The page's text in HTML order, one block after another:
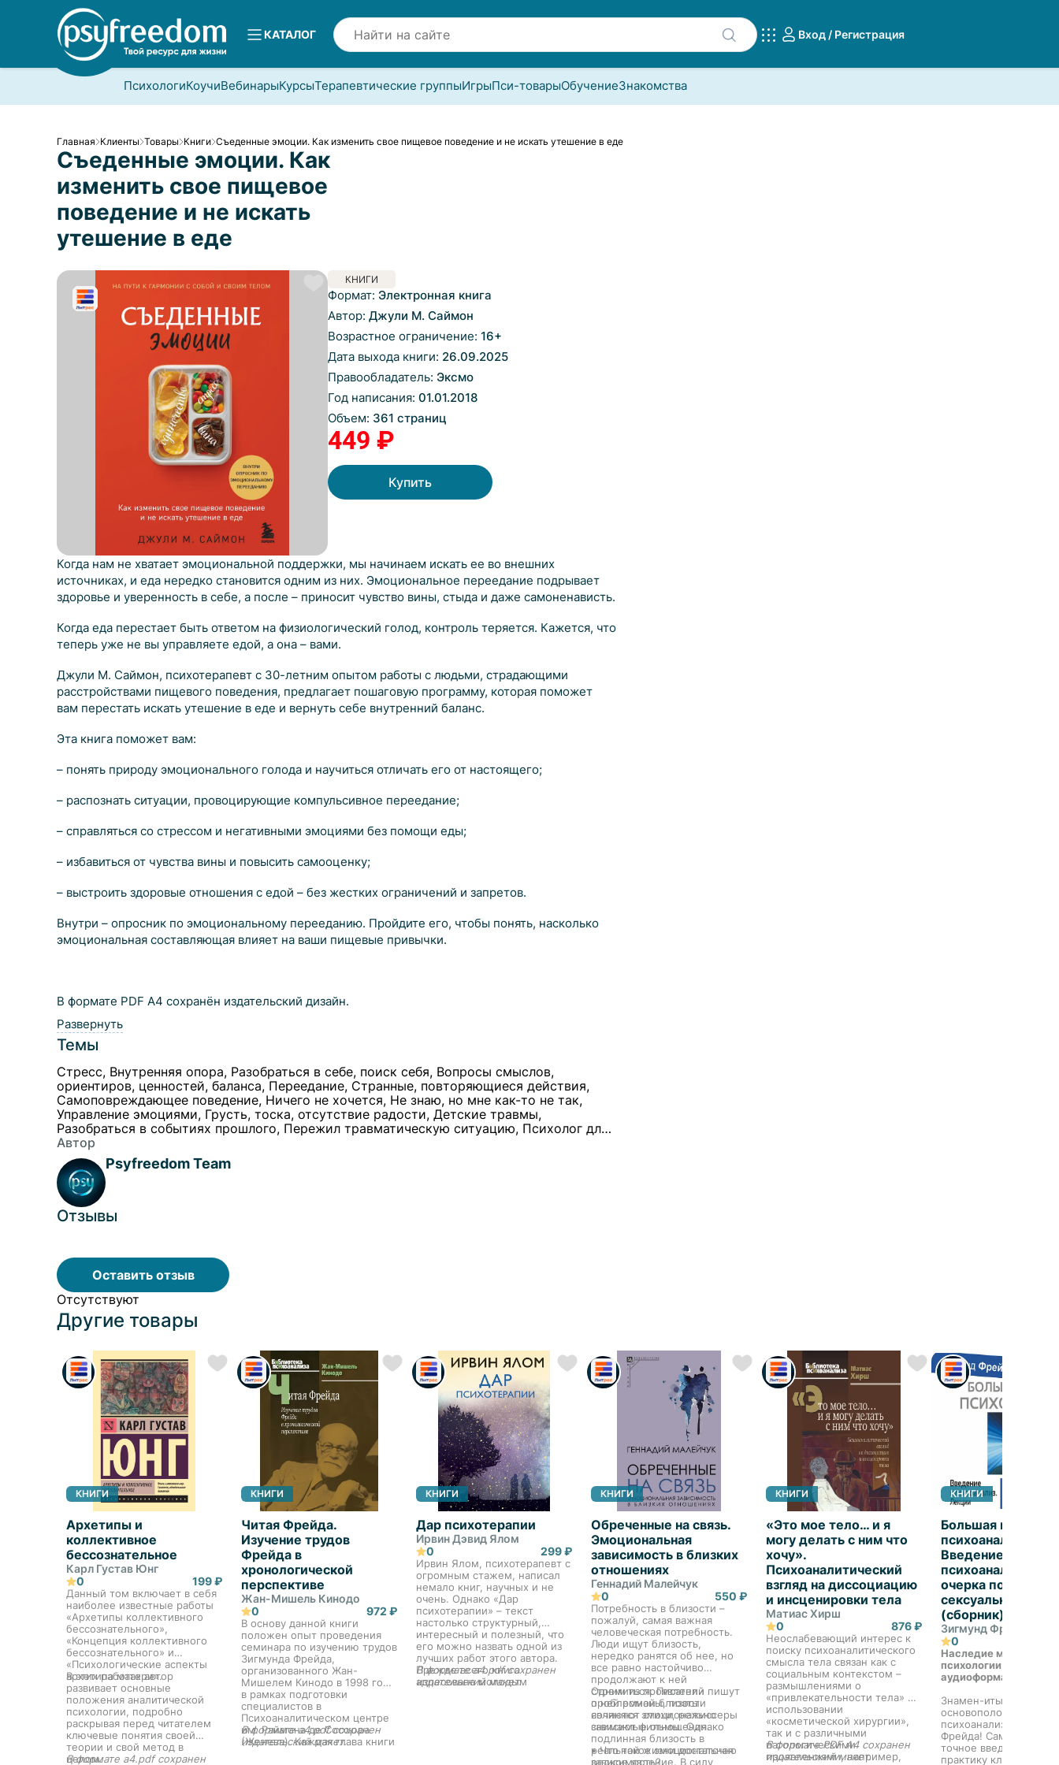
КАТАЛОГ Вход / Регистрация
ПсихологиКоучиВебинарыКурсыТерапевтические группыИгрыПси-товарыОбучениеЗнакомства
Главная Клиенты Товары Книги Съеденные эмоции. Как изменить свое пищевое поведение и не искать утешение в еде
Съеденные эмоции. Как
изменить свое пищевое
поведение и не искать
утешение в еде
КНИГИ
Формат: Электронная книга
Автор: Джули М. Саймон
Возрастное ограничение: 16+
Дата выхода книги: 26.09.2025
Правообладатель: Эксмо
Год написания: 01.01.2018
Объем: 361 страниц
449 ₽
Купить
Когда нам не хватает эмоциональной поддержки, мы начинаем искать ее во внешних
источниках, и еда нередко становится одним из них. Эмоциональное переедание подрывает
здоровье и уверенность в себе, а после – приносит чувство вины, стыда и даже самоненависть.
Когда еда перестает быть ответом на физиологический голод, контроль теряется. Кажется, что
теперь уже не вы управляете едой, а она – вами.
Джули М. Саймон, психотерапевт с 30-летним опытом работы с людьми, страдающими
расстройствами пищевого поведения, предлагает пошаговую программу, которая поможет
вам перестать искать утешение в еде и вернуть себе внутренний баланс.
Эта книга поможет вам:
– понять природу эмоционального голода и научиться отличать его от настоящего;
– распознать ситуации, провоцирующие компульсивное переедание;
– справляться со стрессом и негативными эмоциями без помощи еды;
– избавиться от чувства вины и повысить самооценку;
– выстроить здоровые отношения с едой – без жестких ограничений и запретов.
Внутри – опросник по эмоциональному перееданию. Пройдите его, чтобы понять, насколько
эмоциональная составляющая влияет на ваши пищевые привычки.
В формате PDF A4 сохранён издательский дизайн.
Развернуть
Темы
Стресс, Внутренняя опора, Разобраться в себе, поиск себя, Вопросы смыслов,
ориентиров, ценностей, баланса, Переедание, Странные, повторяющиеся действия,
Самоповреждающее поведение, Ничего не хочется, Не знаю, но мне как-то не так,
Управление эмоциями, Грусть, тоска, отсутствие радости, Детские травмы,
Разобраться в событиях прошлого, Пережил травматическую ситуацию, Психолог для
родителей, Не могу осознавать свои желания, Неуверенность, Стеснительность,
Расстройство пищевого поведения
Автор
Psyfreedom Team
Отзывы
Оставить отзыв
Отсутствуют
Другие товары
КНИГИ
Архетипы и
коллективное
бессознательное
Карл Густав Юнг
0
199 ₽
Данный том включает в себя
наиболее известные работы
«Архетипы коллективного
бессознательного»,
«Концепция коллективного
бессознательного» и
«Психологические аспекты
архетипа матери».
В этих работах автор
развивает основные
положения аналитической
психологии, подробно
раскрывая перед читателем
ключевые понятия своей
теории и свой метод в
целом.
В формате a4.pdf сохранен
КНИГИ
Читая Фрейда.
Изучение трудов
Фрейда в
хронологической
перспективе
Жан-Мишель Кинодо
0
972 ₽
В основу данной книги
положен опыт проведения
семинара по изучению трудов
Зигмунда Фрейда,
организованного Жан-
Мишелем Кинодо в 1998 году
в рамках подготовки
специалистов в
Психоаналитическом центре
им. Раймона де Соссюра
(Женева). Каждая глава книги
В формате a4.pdf сохранен
издательский макет.
КНИГИ
Дар психотерапии
Ирвин Дэвид Ялом
0
299 ₽
Ирвин Ялом, психотерапевт с
огромным стажем, написал
немало книг, научных и не
очень. Однако «Дар
психотерапии» – текст
настолько структурный,
интересный и полезный, что
его можно назвать одной из
лучших работ этого автора.
Прежде всего книга
адресована молодым
В формате a4.pdf сохранен
издательский макет.
КНИГИ
Обреченные на связь.
Эмоциональная
зависимость в близких
отношениях
Геннадий Малейчук
0
550 ₽
Потребность в близости –
пожалуй, самая важная
человеческая потребность.
Люди ищут близость,
нередко ранятся об нее, но
все равно настойчиво
продолжают к ней
стремиться. Писатели пишут
о ней романы, поэты
сочиняют стихи, режиссеры
снимают фильмы. Однако
подлинная близость в
реальной жизни достаточно
редкое явление. В силу
Одним из проявлений
проблемной близости
являются эмоционально
зависимые отношения.
• Что такое эмоциональная
зависимость?
КНИГИ
«Это мое тело… и я
могу делать с ним что
хочу».
Психоаналитический
взгляд на диссоциацию
и инсценировки тела
Матиас Хирш
0
876 ₽
Неослабевающий интерес к
поиску психоаналитического
смысла тела связан как с
социальным контекстом –
размышлениями о
«привлекательности тела» и
использовании
«косметической хирургии»,
так и с различными
патологическими
проявлениями, например,
В формате PDF A4 сохранен
издательский макет.
КНИГИ
Большая книга
психоанализа.
Введение в
психоанализ. Три
очерка по теории
сексуальности. Я
(сборник)
Зигмунд Фрейд
0
Наследие мировой
психологии теперь в
аудиоформате!
Знамен-итые работы
основоположника
психоанализа
Фрейда! Самое
точное введение в
практику